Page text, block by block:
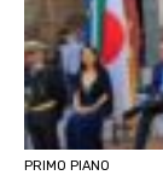
PRIMO PIANO